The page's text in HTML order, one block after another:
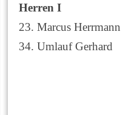
Herren I
23. Marcus
34. Umlauf